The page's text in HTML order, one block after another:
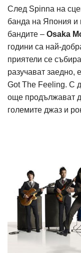
След Spinna на
банда на Япония и
бандите – Osaka
години са най-
приятели се
разучават заедно,
Got The Feeling. С
още продължават
големите джаз и